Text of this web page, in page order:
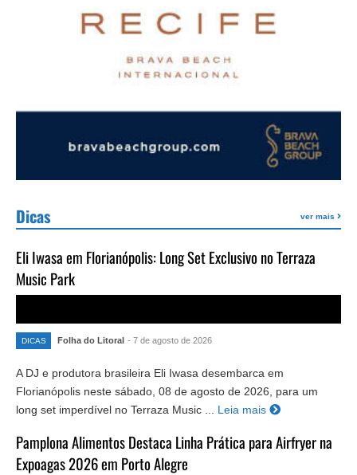
Dicas ver mais
Eli Iwasa em Florianópolis: Long Set Exclusivo no Terraza
Music Park
DICAS Folha do Litoral - 7 de agosto de 2026
A DJ e produtora brasileira Eli Iwasa desembarca em
Florianópolis neste sábado, 08 de agosto de 2026, para um
long set imperdível no Terraza Music ...
Leia mais
Pamplona Alimentos Destaca Linha Prática para Airfryer na
Expoagas 2026 em Porto Alegre